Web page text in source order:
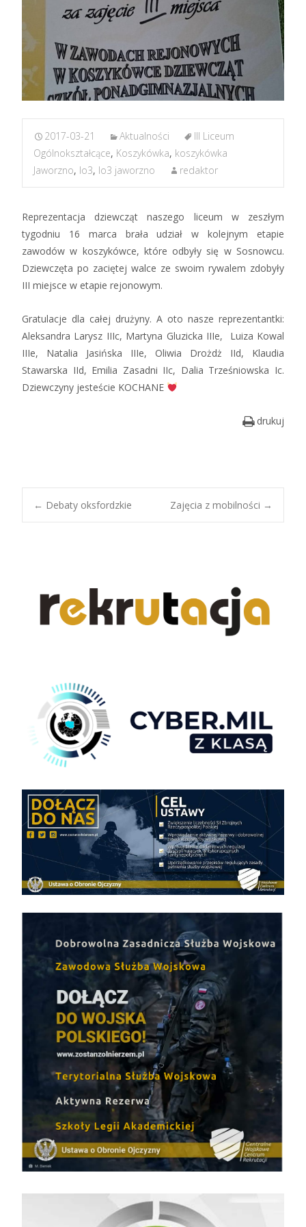
2017-03-21 Aktualności
III Liceum
Ogólnokształcące, Koszykówka, koszykówka
Jaworzno, lo3, lo3 jaworzno redaktor
Reprezentacja dziewcząt naszego liceum w zeszłym
tygodniu 16 marca brała udział w kolejnym etapie
zawodów w koszykówce, które odbyły się w Sosnowcu.
Dziewczęta po zaciętej walce ze swoim rywalem zdobyły
III miejsce w etapie rejonowym.
Gratulacje dla całej drużyny. A oto nasze reprezentantki:
Aleksandra Larysz IIIc, Martyna Gluzicka IIIe, Luiza Kowal
IIIe, Natalia Jasińska IIIe, Oliwia Drożdż IId, Klaudia
Stawarska IId, Emilia Zasadni IIc, Dalia Trześniowska Ic.
Dziewczyny jesteście KOCHANE
drukuj
Post
← Debaty oksfordzkie Zajęcia z mobilności →